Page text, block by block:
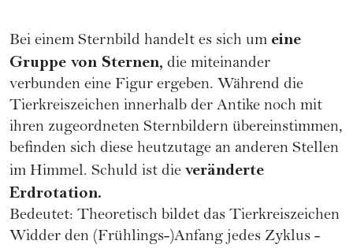
Bei einem Sternbild handelt es sich um eine
Gruppe von Sternen, die miteinander
verbunden eine Figur ergeben. Während die
Tierkreiszeichen innerhalb der Antike noch mit
ihren zugeordneten Sternbildern übereinstimmen,
befinden sich diese heutzutage an anderen Stellen
im Himmel. Schuld ist die veränderte
Erdrotation.
Bedeutet: Theoretisch bildet das Tierkreiszeichen
Widder den (Frühlings-)Anfang jedes Zyklus -